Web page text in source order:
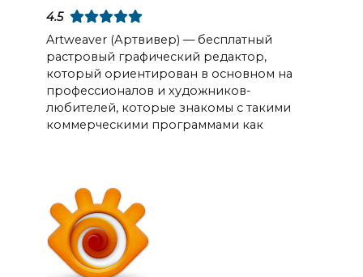
4.5
Artweaver (Артвивер) — бесплатный
растровый графический редактор,
который ориентирован в основном на
профессионалов и художников-
любителей, которые знакомы с такими
коммерческими программами как